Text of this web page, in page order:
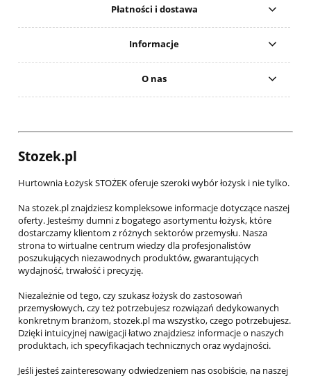
Płatności i dostawa
Informacje
O nas
Stozek.pl
Hurtownia Łożysk STOŻEK oferuje szeroki wybór łożysk i nie tylko.
Na stozek.pl znajdziesz kompleksowe informacje dotyczące naszej
oferty. Jesteśmy dumni z bogatego asortymentu łożysk, które
dostarczamy klientom z różnych sektorów przemysłu. Nasza
strona to wirtualne centrum wiedzy dla profesjonalistów
poszukujących niezawodnych produktów, gwarantujących
wydajność, trwałość i precyzję.
Niezależnie od tego, czy szukasz łożysk do zastosowań
przemysłowych, czy też potrzebujesz rozwiązań dedykowanych
konkretnym branżom, stozek.pl ma wszystko, czego potrzebujesz.
Dzięki intuicyjnej nawigacji łatwo znajdziesz informacje o naszych
produktach, ich specyfikacjach technicznych oraz wydajności.
Jeśli jesteś zainteresowany odwiedzeniem nas osobiście, na naszej